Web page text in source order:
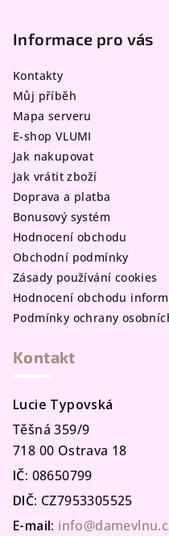
Informace pro vás
Kontakty
Můj příběh
Mapa serveru
E-shop VLUMI
Jak nakupovat
Jak vrátit zboží
Doprava a platba
Bonusový systém
Hodnocení obchodu
Obchodní podmínky
Zásady používání cookies
Hodnocení obchodu
Podmínky ochrany
Kontakt
Lucie Typovská
Těšná 359/9
718 00 Ostrava 18
IČ: 08650799
DIČ: CZ7953305525
E-mail: